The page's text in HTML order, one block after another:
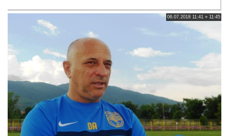
06.07.2018 11:41 » 11:45